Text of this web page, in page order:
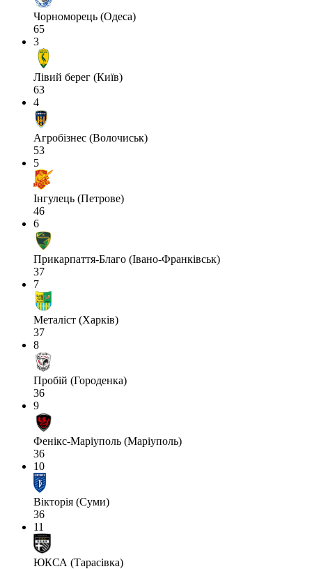
Чорноморець (Одеса)
65
3
Лівий берег (Київ)
63
4
Агробізнес (Волочиськ)
53
5
Інгулець (Петрове)
46
6
Прикарпаття-Благо (Івано-Франківськ)
37
7
Металіст (Харків)
37
8
Пробій (Городенка)
36
9
Фенікс-Маріуполь (Маріуполь)
36
10
Вікторія (Суми)
36
11
ЮКСА (Тарасівка)